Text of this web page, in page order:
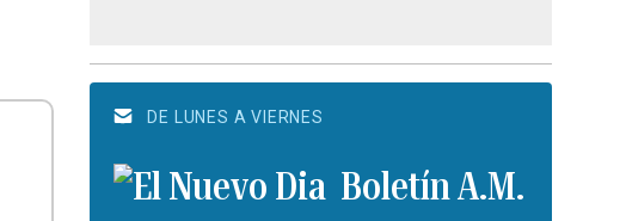
DE LUNES A VIERNES
Boletín A.M.